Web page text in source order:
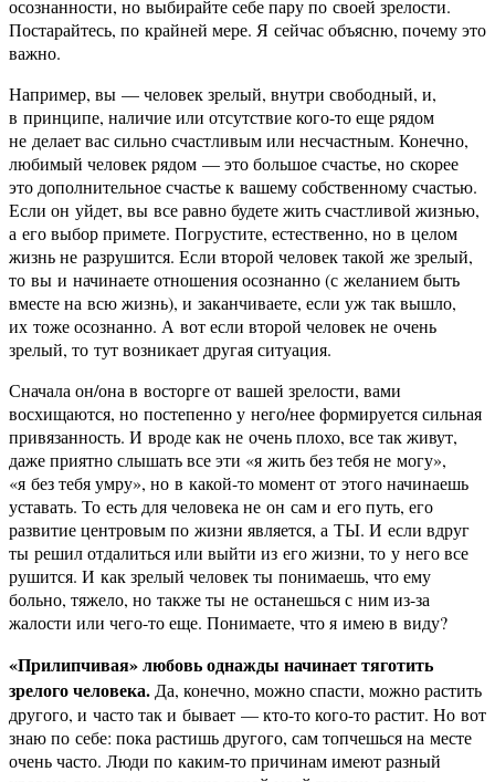
осознанности, но выбирайте себе пару по своей зрелости.
Постарайтесь, по крайней мере. Я сейчас объясню, почему это
важно.
Например, вы — человек зрелый, внутри свободный, и,
в принципе, наличие или отсутствие кого-то еще рядом
не делает вас сильно счастливым или несчастным. Конечно,
любимый человек рядом — это большое счастье, но скорее
это дополнительное счастье к вашему собственному счастью.
Если он уйдет, вы все равно будете жить счастливой жизнью,
а его выбор примете. Погрустите, естественно, но в целом
жизнь не разрушится. Если второй человек такой же зрелый,
то вы и начинаете отношения осознанно (с желанием быть
вместе на всю жизнь), и заканчиваете, если уж так вышло,
их тоже осознанно. А вот если второй человек не очень
зрелый, то тут возникает другая ситуация.
Сначала он/она в восторге от вашей зрелости, вами
восхищаются, но постепенно у него/нее формируется сильная
привязанность. И вроде как не очень плохо, все так живут,
даже приятно слышать все эти «я жить без тебя не могу»,
«я без тебя умру», но в какой-то момент от этого начинаешь
уставать. То есть для человека не он сам и его путь, его
развитие центровым по жизни является, а ТЫ. И если вдруг
ты решил отдалиться или выйти из его жизни, то у него все
рушится. И как зрелый человек ты понимаешь, что ему
больно, тяжело, но также ты не останешься с ним из-за
жалости или чего-то еще. Понимаете, что я имею в виду?
«Прилипчивая» любовь однажды начинает тяготить
зрелого человека. Да, конечно, можно спасти, можно растить
другого, и часто так и бывает — кто-то кого-то растит. Но вот
знаю по себе: пока растишь другого, сам топчешься на месте
очень часто. Люди по каким-то причинам имеют разный